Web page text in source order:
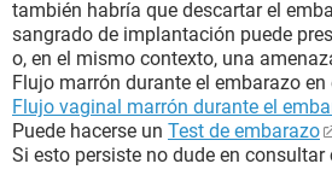
también habría que descartar el
sangrado de implantación puede
o, en el mismo contexto, una
Flujo marrón durante el embarazo en
Flujo vaginal marrón durante el
Puede hacerse un Test de embarazo
Si esto persiste no dude en